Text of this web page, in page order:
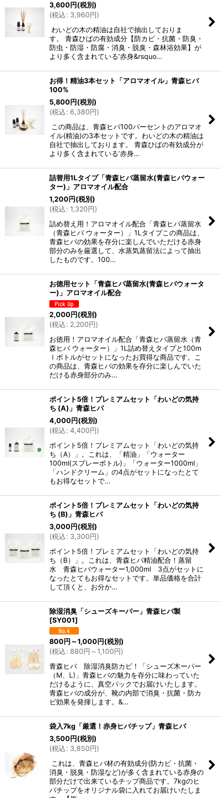
3,600円(税別)
(税込: 3,960円)
わいどの木の精油は自社で抽出しておりま
す。 青森ひばの有効成分【防カビ・抗菌・防臭・
防虫・防湿・防腐・消臭・脱臭・森林浴効果】が
より多く含まれている‘赤身&rsquo…
お得！精油3本セット「アロマオイル」青森ヒバ
100%
5,800円(税別)
(税込: 6,380円)
この商品は、青森ヒバ100パーセントのアロマオ
イル(精油)の3本セットです。わいどの木の精油は
自社で抽出しております。 青森ひばの有効成分が
より多く含まれている‘赤身…
詰替用1Lタイプ「青森ヒバ蒸留水(青森ヒバウォー
ター)」アロマオイル配合
1,200円(税別)
(税込: 1,320円)
詰め替え用！アロマオイル配合「青森ヒバ蒸留水
（青森ヒバ ウォーター）」1Lタイプこの商品は、
青森ヒバの効果を存分に楽しんでいただける赤身
部分のみを厳選して、水蒸気蒸留法によって抽出
したものです。100…
お徳用セット「青森ヒバ蒸留水(青森ヒバウォータ
ー)」アロマオイル配合
2,000円(税別)
(税込: 2,200円)
お徳用！アロマオイル配合「青森ヒバ蒸留水（青
森ヒバ ウォーター）」1L詰め替えタイプと100m
ｌボトルがセットになったお買得な商品です。こ
の商品は、青森ヒバの効果を存分に楽しんでいた
だける赤身部分のみ…
ポイント5倍！プレミアムセット「わいどの気持
ち (A)」青森ヒバ
4,000円(税別)
(税込: 4,400円)
ポイント5倍！プレミアムセット「わいどの気持
ち（A）」。これは、「精油」「ウォーター
100ml(スプレーボトル)」「ウォーター1000ml」
「ハンドクリーム」の4点がセットになったとて
もお得なセットで…
ポイント5倍！プレミアムセット「わいどの気持
ち (B)」青森ヒバ
3,000円(税別)
(税込: 3,300円)
ポイント5倍！プレミアムセット「わいどの気持
ち（B）」。これは、青森ヒバ精油配合！蒸留
水 青森ヒバウォーター1,000ml 3点がセットに
なったとてもお得なセットです。単品価格を合計
して頂くと、お分か…
除湿消臭「シューズキーパー」青森ヒバ製
[SY001]
800円 ～1,000円(税別)
(税込: 880円 ～1,100円)
青森ヒバ 除湿消臭防カビ！「シューズ木ーパー
（M、L)」青森ヒバの魅力を存分に味わっていた
だけるように、真空パックでお届けいたします。
青森ヒバの成分が、靴の内部で消臭・抗菌・防カ
ビ効果を発揮します。&…
袋入7kg「厳選！赤身ヒバチップ」青森ヒバ
3,500円(税別)
(税込: 3,850円)
これは、青森ヒバ材の有効成分(防カビ・抗菌・
消臭・脱臭・防湿など)が多く含まれている赤身の
部分だけで出来ているチップ商品です。7kgのヒ
バチップをオリジナル袋に入れてお届けいたしま